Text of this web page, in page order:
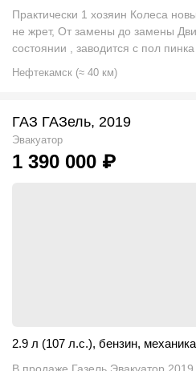
Практически 1 хозяин Колеса
не жрет, От замены до замены
состоянии , заводится с пол
Нефтекамск (≈ 40 км)
ГАЗ ГАЗель, 2019
Эвакуатор
1 390 000 ₽
2.9 л (107 л.с.), бензин, механика